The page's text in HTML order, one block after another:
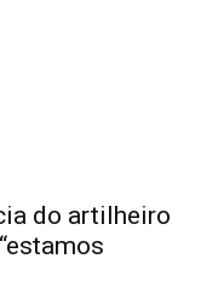
do artilheiro